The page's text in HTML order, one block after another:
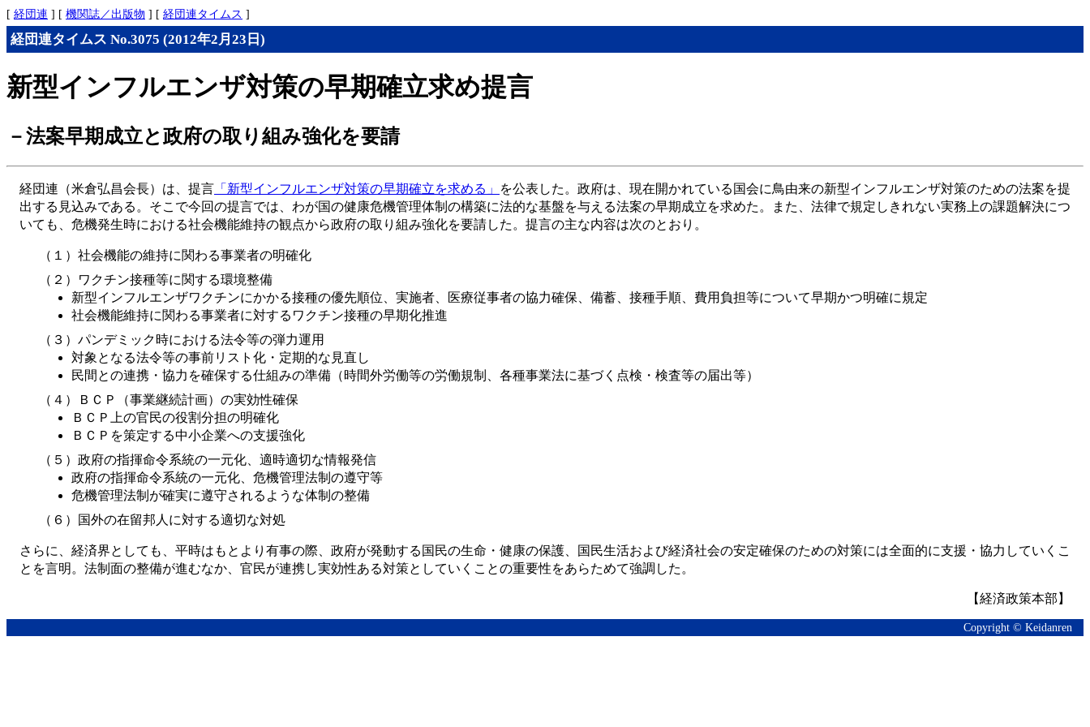
[ 経団連 ] [ 機関誌／出版物 ] [ 経団連タイムス ]
経団連タイムス No.3075 (2012年2月23日)
新型インフルエンザ対策の早期確立求め提言
－法案早期成立と政府の取り組み強化を要請
経団連（米倉弘昌会長）は、提言 「新型インフルエンザ対策の早期確立を求める」
を公表した。政府は、現在開かれている国会に鳥由来の新型インフルエンザ対策のための法案を提
出する見込みである。そこで今回の提言では、わが国の健康危機管理体制の構築に法的な基盤を与える法案の早期成立を求めた。また、法律で規定しきれない実務上の課題解決につ
いても、危機発生時における社会機能維持の観点から政府の取り組み強化を要請した。提言の主な内容は次のとおり。
（１）社会機能の維持に関わる事業者の明確化
（２）ワクチン接種等に関する環境整備
新型インフルエンザワクチンにかかる接種の優先順位、実施者、医療従事者の協力確保、備蓄、接種手順、費用負担等について早期かつ明確に規定
社会機能維持に関わる事業者に対するワクチン接種の早期化推進
（３）パンデミック時における法令等の弾力運用
対象となる法令等の事前リスト化・定期的な見直し
民間との連携・協力を確保する仕組みの準備（時間外労働等の労働規制、各種事業法に基づく点検・検査等の届出等）
（４）ＢＣＰ（事業継続計画）の実効性確保
ＢＣＰ上の官民の役割分担の明確化
ＢＣＰを策定する中小企業への支援強化
（５）政府の指揮命令系統の一元化、適時適切な情報発信
政府の指揮命令系統の一元化、危機管理法制の遵守等
危機管理法制が確実に遵守されるような体制の整備
（６）国外の在留邦人に対する適切な対処
さらに、経済界としても、平時はもとより有事の際、政府が発動する国民の生命・健康の保護、国民生活および経済社会の安定確保のための対策には全面的に支援・協力していくこ
とを言明。法制面の整備が進むなか、官民が連携し実効性ある対策としていくことの重要性をあらためて強調した。
【経済政策本部】
Copyright © Keidanren